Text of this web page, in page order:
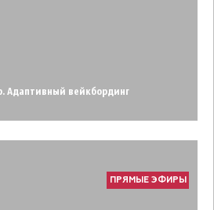
Адаптивный вейкбординг
ПРЯМЫЕ ЭФИРЫ